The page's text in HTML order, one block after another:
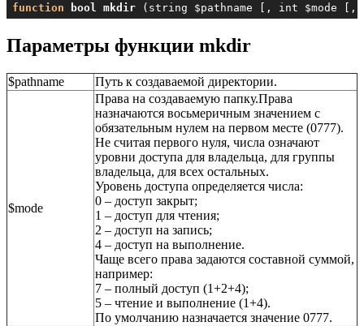
function bool mkdir (string $pathname [, int $mode
Параметры функции mkdir
$pathname Путь к создаваемой директории.
$mode
Права на создаваемую папку.Права
назначаются восьмеричным значением с
обязательным нулем на первом месте (0777).
Не считая первого нуля, числа означают
уровни доступа для владельца, для группы
владельца, для всех остальных.
Уровень доступа определяется числа:
0 – доступ закрыт;
1 – доступ для чтения;
2 – доступ на запись;
4 – доступ на выполнение.
Чаще всего права задаются составной суммой,
например:
7 – полный доступ (1+2+4);
5 – чтение и выполнение (1+4).
По умолчанию назначается значение 0777.